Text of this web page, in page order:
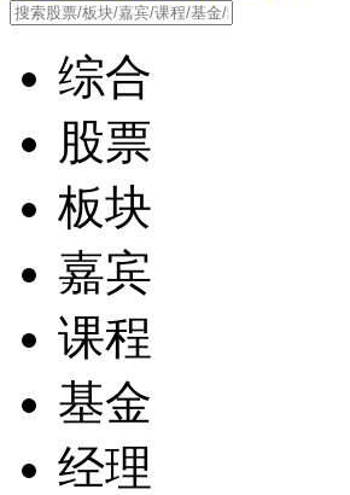
综合
股票
板块
嘉宾
课程
基金
经理